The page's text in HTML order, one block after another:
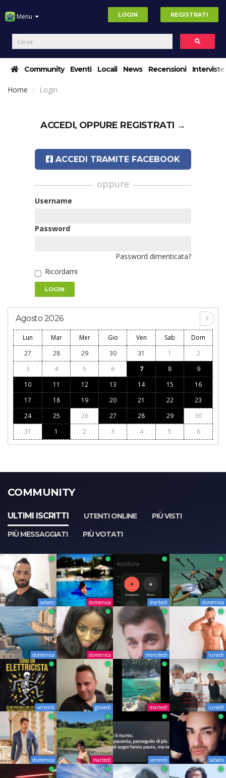
Menu LOGIN REGISTRATI
Community Eventi Locali News Recensioni Interviste
Home Login
ACCEDI, OPPURE REGISTRATI →
ACCEDI TRAMITE FACEBOOK
oppure
Username
Password
Password dimenticata?
Ricordami
LOGIN
Agosto 2026
Lun Mar Mer Gio Ven Sab
Dom
27
28 29 30 31 1
2
3
4 5 6 7 8
9
10
11 12 13 14 15
16
17
18 19 20 21 22
23
24
25 26 27 28 29
30
31
1 2 3 4 5 6
COMMUNITY
ULTIMI ISCRITTI UTENTI ONLINE
PIÙ VISTI
PIÙ MESSAGGIATI
PIÙ VOTATI
sabato domenica martedì domenica
domenica domenica mercoledì lunedì
venerdì giovedì martedì lunedì
domenica martedì venerdì sabato